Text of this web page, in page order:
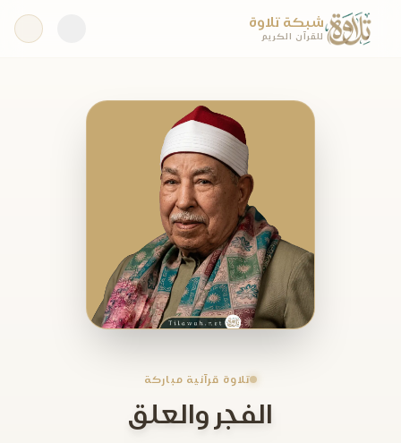
شبكة تلاوة
للقرآن الكريم
تلاوة قرآنية مباركة
الفجر والعلق